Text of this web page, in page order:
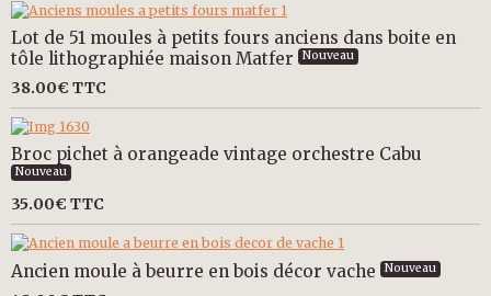
Lot de 51 moules à petits fours anciens dans boite en
tôle lithographiée maison Matfer
Nouveau
38.00€ TTC
Broc pichet à orangeade vintage orchestre Cabu
Nouveau
35.00€ TTC
Ancien moule à beurre en bois décor vache Nouveau